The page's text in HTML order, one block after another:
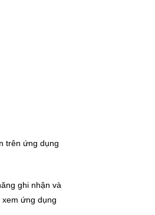
trên ứng dụng
ghi nhận và
ứng dụng